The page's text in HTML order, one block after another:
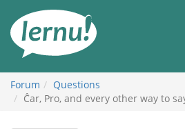
the
content
Forum
Questions
Ĉar, Pro, and every other way to